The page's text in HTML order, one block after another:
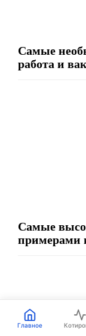
Самые
работа и
Самые
примерами
Главное